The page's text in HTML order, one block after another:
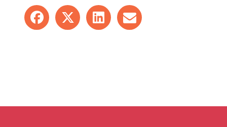
Share on Facebook
Share on XShare on LinkedIn
Share by mail